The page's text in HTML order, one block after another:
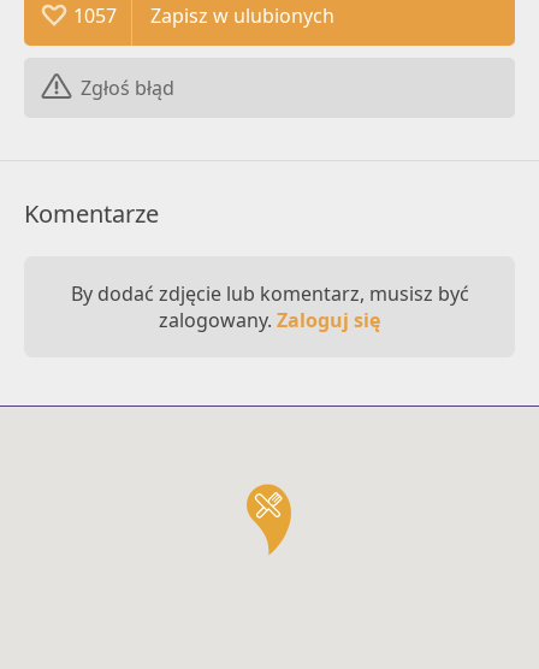
1057
Zgłoś błąd
Komentarze
By dodać zdjęcie lub komentarz, musisz być
zalogowany. Zaloguj się